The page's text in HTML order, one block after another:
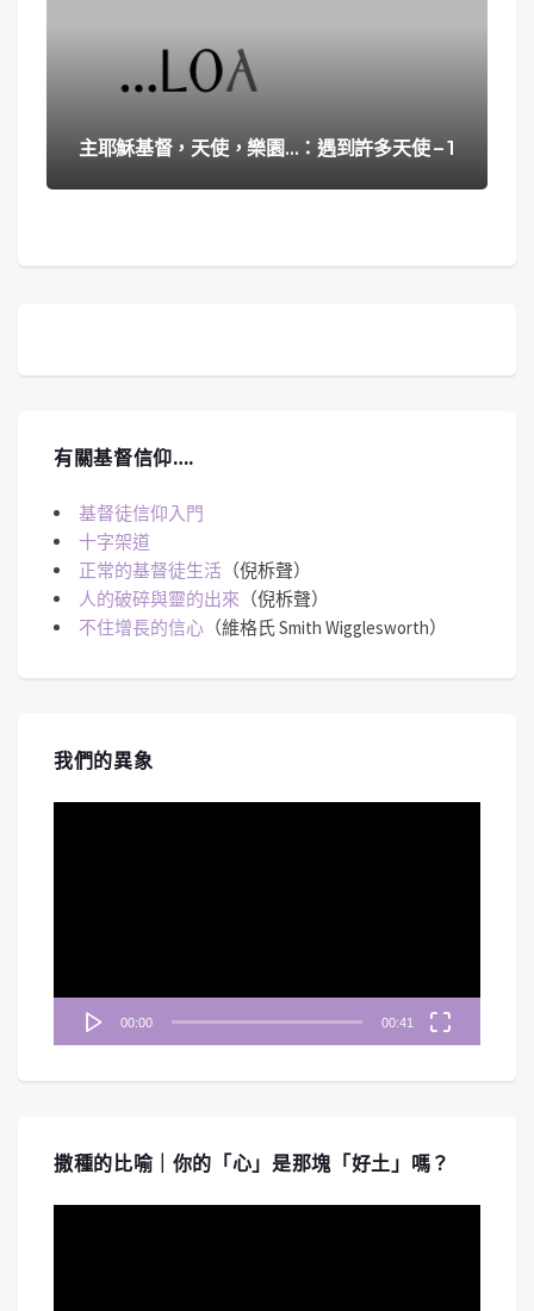
主耶穌基督，天使，樂園…：遇到許多天使 – 1
有關基督信仰….
基督徒信仰入門
十字架道
正常的基督徒生活 （倪柝聲）
人的破碎與靈的出來 （倪柝聲）
不住增長的信心 （維格氏 Smith Wigglesworth）
我們的異象
00:00 00:41
撒種的比喻｜你的「心」是那塊「好土」嗎？